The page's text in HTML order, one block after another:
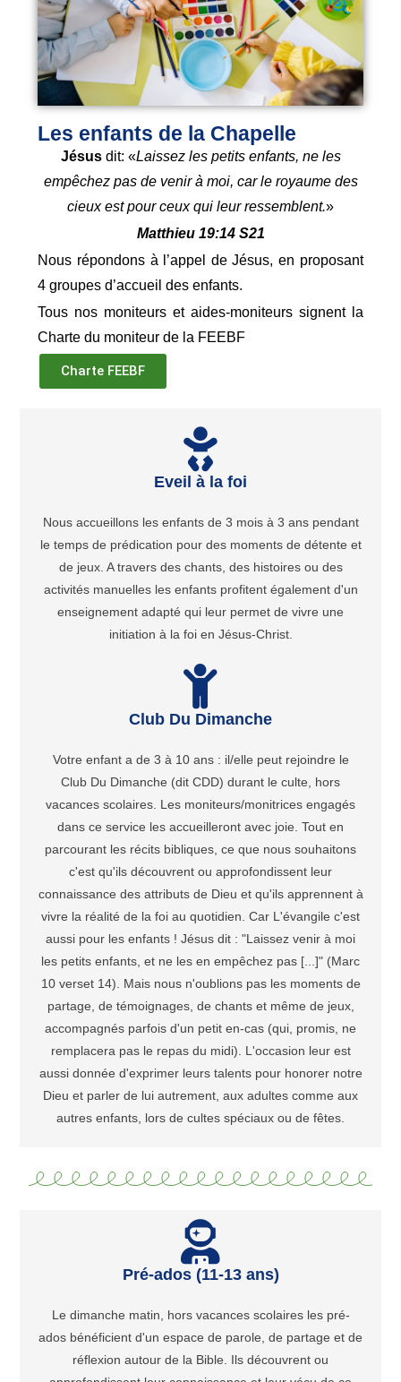
Les enfants de la Chapelle
Jésusdit: «Laissez les petits enfants, ne les
empêchez pas de venir à moi, car le royaume des
cieux est pour ceux qui leur ressemblent.»
Matthieu 19:14 S21
Nous répondons à l’appel de Jésus, en proposant
4 groupes d’accueil des enfants.
Tous nos moniteurs et aides-moniteurs signent la
Charte du moniteur de la FEEBF
Charte FEEBF
Eveil à la foi
Nous accueillons les enfants de 3 mois à 3 ans pendant
le temps de prédication pour des moments de détente et
de jeux. A travers des chants, des histoires ou des
activités manuelles les enfants profitent également d'un
enseignement adapté qui leur permet de vivre une
initiation à la foi en Jésus-Christ.
Club Du Dimanche
Votre enfant a de 3 à 10 ans : il/elle peut rejoindre le
Club Du Dimanche (dit CDD) durant le culte, hors
vacances scolaires. Les moniteurs/monitrices engagés
dans ce service les accueilleront avec joie. Tout en
parcourant les récits bibliques, ce que nous souhaitons
c'est qu'ils découvrent ou approfondissent leur
connaissance des attributs de Dieu et qu'ils apprennent à
vivre la réalité de la foi au quotidien. Car L'évangile c'est
aussi pour les enfants ! Jésus dit : "Laissez venir à moi
les petits enfants, et ne les en empêchez pas [...]" (Marc
10 verset 14). Mais nous n'oublions pas les moments de
partage, de témoignages, de chants et même de jeux,
accompagnés parfois d'un petit en-cas (qui, promis, ne
remplacera pas le repas du midi). L'occasion leur est
aussi donnée d'exprimer leurs talents pour honorer notre
Dieu et parler de lui autrement, aux adultes comme aux
autres enfants, lors de cultes spéciaux ou de fêtes.
Pré-ados (11-13 ans)
Le dimanche matin, hors vacances scolaires les pré-
ados bénéficient d'un espace de parole, de partage et de
réflexion autour de la Bible. Ils découvrent ou